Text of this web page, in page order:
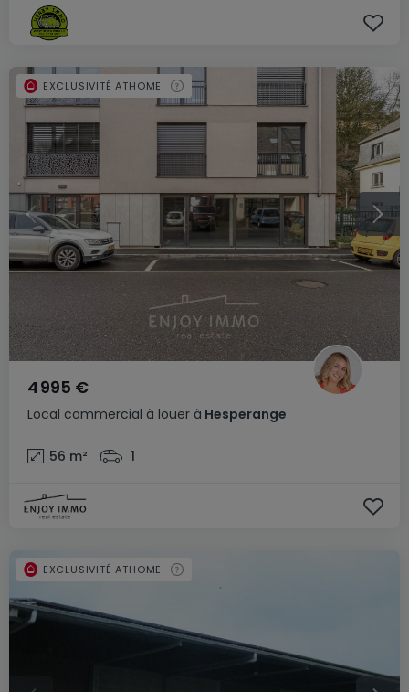
Local commercial à louer à Hesperange
4 995 €
56 m² 1
EXCLUSIVITÉ ATHOME
EXCLUSIVITÉ ATHOME